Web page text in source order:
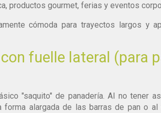
productos gourmet, ferias y eventos
cómoda para trayectos largos y
fuelle lateral (para
"saquito" de panadería. Al no tener
alargada de las barras de pan o